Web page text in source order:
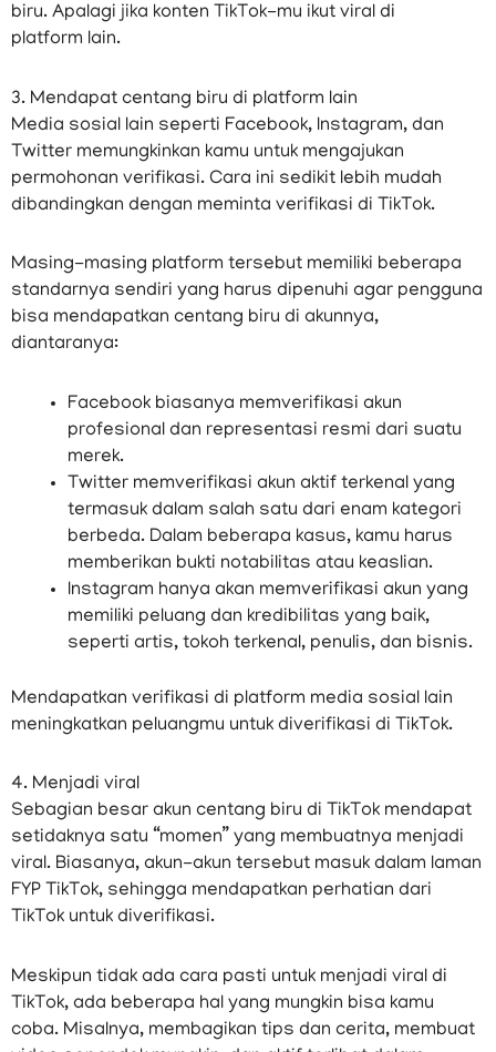
biru. Apalagi jika konten TikTok-mu ikut viral di
platform lain.
3. Mendapat centang biru di platform lain
Media sosial lain seperti Facebook, Instagram, dan
Twitter memungkinkan kamu untuk mengajukan
permohonan verifikasi. Cara ini sedikit lebih mudah
dibandingkan dengan meminta verifikasi di TikTok.
Masing-masing platform tersebut memiliki beberapa
standarnya sendiri yang harus dipenuhi agar pengguna
bisa mendapatkan centang biru di akunnya,
diantaranya:
Facebook biasanya memverifikasi akun
profesional dan representasi resmi dari suatu
merek.
Twitter memverifikasi akun aktif terkenal yang
termasuk dalam salah satu dari enam kategori
berbeda. Dalam beberapa kasus, kamu harus
memberikan bukti notabilitas atau keaslian.
Instagram hanya akan memverifikasi akun yang
memiliki peluang dan kredibilitas yang baik,
seperti artis, tokoh terkenal, penulis, dan bisnis.
Mendapatkan verifikasi di platform media sosial lain
meningkatkan peluangmu untuk diverifikasi di TikTok.
4. Menjadi viral
Sebagian besar akun centang biru di TikTok mendapat
setidaknya satu “momen” yang membuatnya menjadi
viral. Biasanya, akun-akun tersebut masuk dalam laman
FYP TikTok, sehingga mendapatkan perhatian dari
TikTok untuk diverifikasi.
Meskipun tidak ada cara pasti untuk menjadi viral di
TikTok, ada beberapa hal yang mungkin bisa kamu
coba. Misalnya, membagikan tips dan cerita, membuat